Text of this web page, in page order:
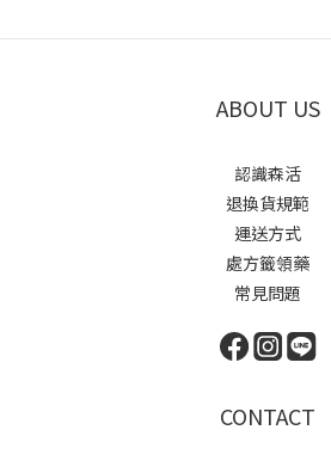
ABOUT US
認識森活
退換貨規範
運送方式
處方籤領藥
常見問題
CONTACT